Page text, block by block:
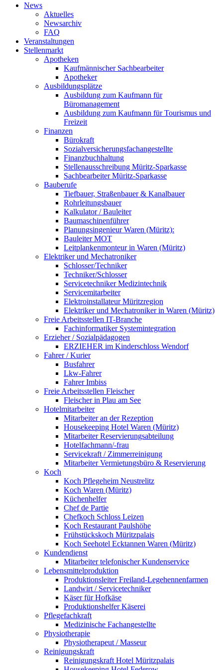
News
Aktuelles
Newsarchiv
FAQ
Veranstaltungen
Stellenmarkt
Apotheken
Kaufmännischer Sachbearbeiter
Apotheker
Ausbildungsplätze
Ausbildung zum Kaufmann für
Büromanagement
Ausbildung zum Kaufmann für Tourismus und
Freizeit
Finanzen
Bürokraft
Sozialversicherungsfachangestellte
Finanzbuchhaltung
Stellenausschreibung Müritz-Sparkasse
Sachbearbeiter Müritz-Sparkasse
Bauberufe
Tiefbauer, Straßenbauer & Kanalbauer
Rohrleitungsbauer
Kalkulator / Bauleiter
Baumaschinenführer
Planungsingenieur Waren (Müritz):
Bauleiter MOT
Leitplankenmonteur in Waren (Müritz)
Elektriker und Mechatroniker
Schlosser/Techniker
Techniker/Schlosser
Servicetechniker Medizintechnik
Servicemitarbeiter
Elektroinstallateur Müritzregion
Elektriker und Mechatroniker in Waren (Müritz)
Freie Arbeitsstellen IT-Branche
Fachinformatiker Systemintegration
Erzieher / Sozialpädagogen
ERZIEHER im Kinderschloss Wendorf
Fahrer / Kurier
Busfahrer
Lkw-Fahrer
Fahrer Imbiss
Freie Arbeitsstellen Fleischer
Fleischer in Plau am See
Hotelmitarbeiter
Mitarbeiter an der Rezeption
Housekeeping Hotel Waren (Müritz)
Mitarbeiter Reservierungsabteilung
Hotelfachmann/-frau
Servicekraft / Zimmerreinigung
Mitarbeiter Vermietungsbüro & Reservierung
Koch
Koch Pflegeheim Neustrelitz
Koch Waren (Müritz)
Küchenhelfer
Chef de Partie
Chefkoch Schloss Leizen
Koch Restaurant Paulshöhe
Frühstückskoch Müritzpalais
Koch Seehotel Ecktannen Waren (Müritz)
Kundendienst
Mitarbeiter telefonischer Kundenservice
Lebensmittelproduktion
Produktionsleiter Freiland-Legehennenfarmen
Landwirt / Servicetechniker
Käser für Hofkäse
Produktionshelfer Käserei
Pflegefachkraft
Medizinische Fachangestellte
Physiotherapie
Physiotherapeut / Masseur
Reinigungskraft
Reinigungskraft Hotel Müritzpalais